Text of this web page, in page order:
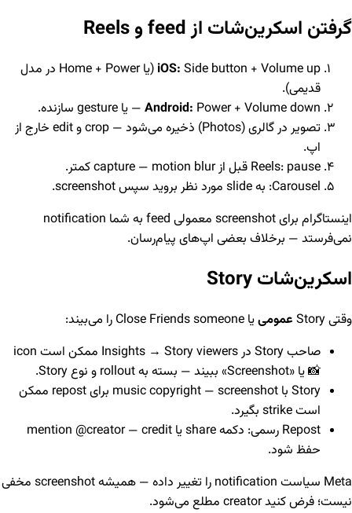
گرفتن اسکرین‌شات از feed و Reels
iOS:
Side button + Volume up (یا Home + Power در مدل
قدیمی).
Android: Power + Volume down — یا gesture سازنده.
تصویر در گالری (Photos) ذخیره می‌شود — crop و edit خارج از
اپ.
Reels: pause قبل از capture — motion blur کمتر.
Carousel: به slide مورد نظر بروید سپس screenshot.
اینستاگرام برای screenshot معمولی feed به شما notification
نمی‌فرستد — برخلاف بعضی اپ‌های پیام‌رسان.
اسکرین‌شات Story
وقتی Story عمومییا Close Friends someone را می‌بیند:
صاحب Story در Insights → Story viewers ممکن است icon
📸 یا «Screenshot» ببیند — بسته به rollout و نوع Story.
Story با music copyright — screenshot برای repost ممکن
است strike بگیرد.
Repost رسمی: دکمه share یا mention @creator — credit
حفظ شود.
Meta سیاست notification را تغییر داده — همیشه screenshot مخفی
نیست؛ فرض کنید creator مطلع می‌شود.